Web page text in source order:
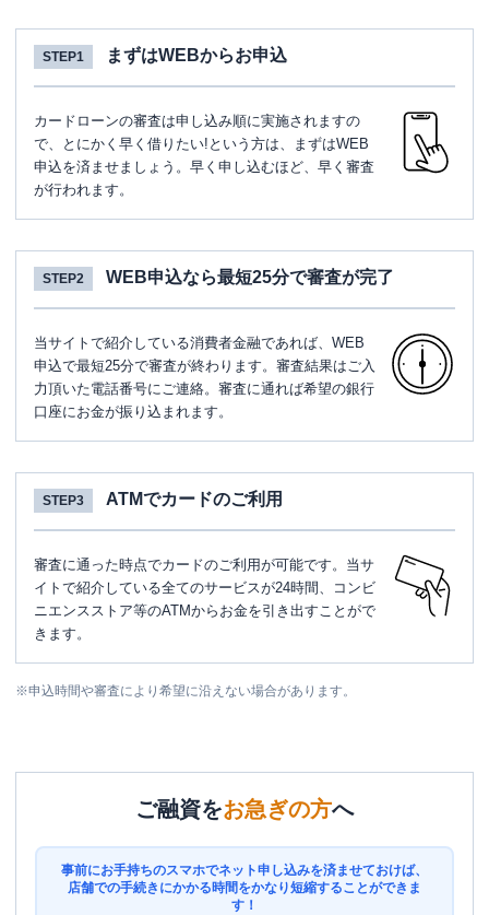
STEP1 まずはWEBからお申込
カードローンの審査は申し込み順に実施されますの
で、とにかく早く借りたい!という方は、まずはWEB
申込を済ませましょう。早く申し込むほど、早く審査
が行われます。
STEP2 WEB申込なら最短25分で審査が完了
当サイトで紹介している消費者金融であれば、WEB
申込で最短25分で審査が終わります。審査結果はご入
力頂いた電話番号にご連絡。審査に通れば希望の銀行
口座にお金が振り込まれます。
STEP3 ATMでカードのご利用
審査に通った時点でカードのご利用が可能です。当サ
イトで紹介している全てのサービスが24時間、コンビ
ニエンスストア等のATMからお金を引き出すことがで
きます。
※申込時間や審査により希望に沿えない場合があります。
ご融資をお急ぎの方へ
事前にお手持ちのスマホでネット申し込みを済ませておけば、
店舗での手続きにかかる時間をかなり短縮することができま
す！